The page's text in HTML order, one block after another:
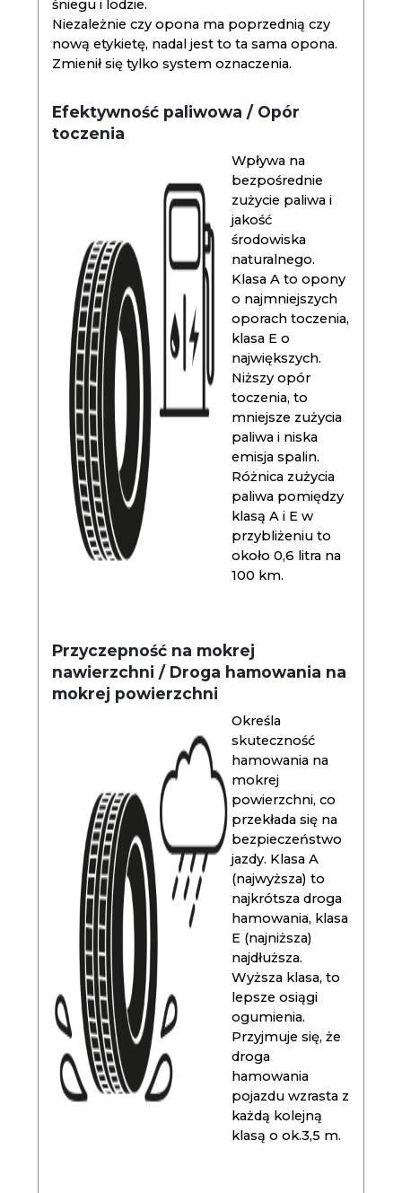
śniegu i lodzie.
Niezależnie czy opona ma poprzednią czy
nową etykietę, nadal jest to ta sama opona.
Zmienił się tylko system oznaczenia.
Efektywność paliwowa / Opór
toczenia
Wpływa na
bezpośrednie
zużycie paliwa i
jakość
środowiska
naturalnego.
Klasa A to opony
o najmniejszych
oporach toczenia,
klasa E o
największych.
Niższy opór
toczenia, to
mniejsze zużycia
paliwa i niska
emisja spalin.
Różnica zużycia
paliwa pomiędzy
klasą A i E w
przybliżeniu to
około 0,6 litra na
100 km.
Przyczepność na mokrej
nawierzchni / Droga hamowania na
mokrej powierzchni
Określa
skuteczność
hamowania na
mokrej
powierzchni, co
przekłada się na
bezpieczeństwo
jazdy. Klasa A
(najwyższa) to
najkrótsza droga
hamowania, klasa
E (najniższa)
najdłuższa.
Wyższa klasa, to
lepsze osiągi
ogumienia.
Przyjmuje się, że
droga
hamowania
pojazdu wzrasta z
każdą kolejną
klasą o ok.3,5 m.